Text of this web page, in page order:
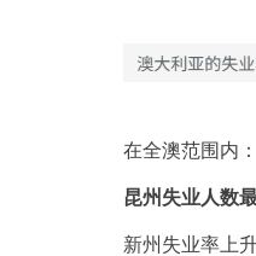
在全澳范围内：
昆州失业人数
新州失业率上